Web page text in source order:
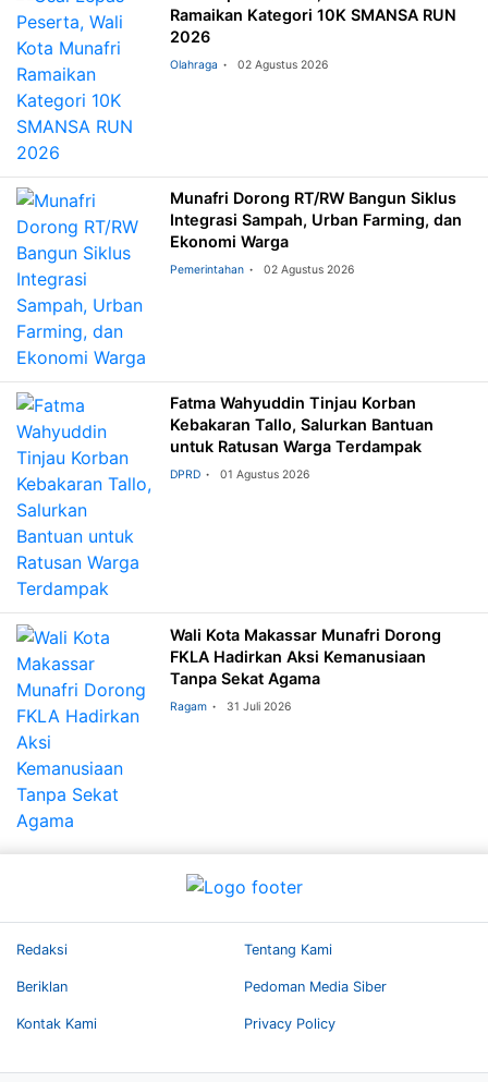
Ramaikan Kategori 10K SMANSA RUN
2026
Olahraga 02 Agustus 2026
Munafri Dorong RT/RW Bangun Siklus
Integrasi Sampah, Urban Farming, dan
Ekonomi Warga
Pemerintahan 02 Agustus 2026
Fatma Wahyuddin Tinjau Korban
Kebakaran Tallo, Salurkan Bantuan
untuk Ratusan Warga Terdampak
DPRD 01 Agustus 2026
Wali Kota Makassar Munafri Dorong
FKLA Hadirkan Aksi Kemanusiaan
Tanpa Sekat Agama
Ragam 31 Juli 2026
Redaksi Tentang Kami
Beriklan Pedoman Media Siber
Kontak Kami Privacy Policy